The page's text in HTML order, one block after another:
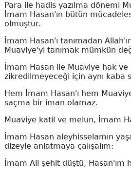
Para ile hadis yazılma dönemi
İmam Hasan'ın bütün
olmuştur.
İmam Hasan'ı tanımadan
Muaviye'yi tanımak mümkün
İmam Hasan ile Muaviye hak ve
zikredilmeyeceği için aynı kaba
Hem İmam Hasan'ı hem
saçma bir iman olamaz.
Muaviye katil ve melun, İmam
İmam Hasan aleyhisselamın
dizeyle anlatmaya çalışalım:
İmam Ali şehit düştü, Hasan'ım